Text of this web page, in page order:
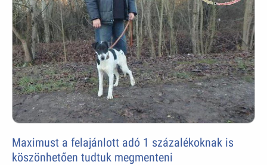
Maximust a felajánlott adó 1 százalékoknak is
köszönhetően tudtuk megmenteni